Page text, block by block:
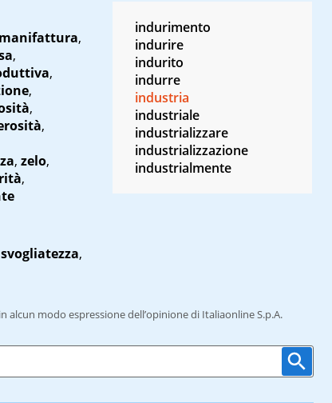
manifattura,
,
,
,
,
,
, zelo,
,
svogliatezza,
indurimento
indurire
indurito
indurre
industria
industriale
industrializzare
industrializzazione
industrialmente
modo espressione dell’opinione di Italiaonline S.p.A.